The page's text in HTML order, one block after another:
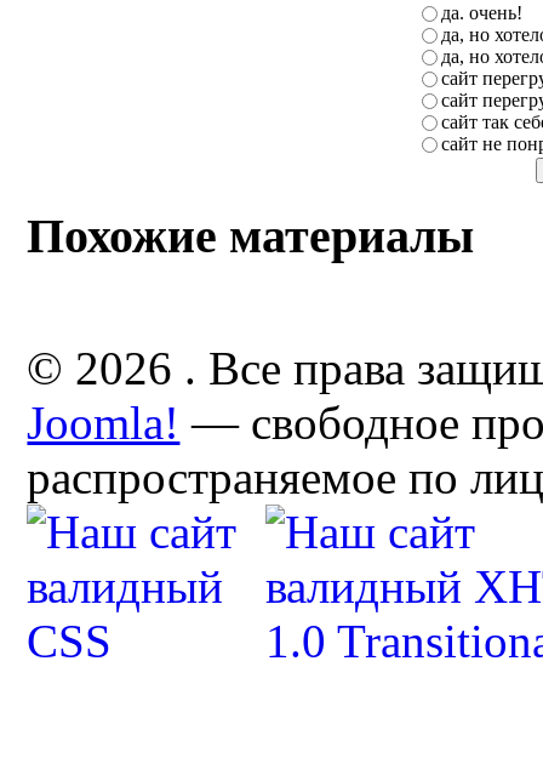
да. очень!
да, но
да, но
сайт
сайт
сайт так
сайт не
Похожие материалы
© 2026 . Все права
Joomla! — свободное
распространяемое по